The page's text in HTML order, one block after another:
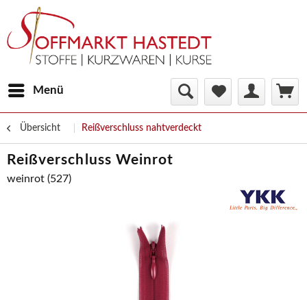
Menü
Übersicht Reißverschluss nahtverdeckt
Reißverschluss Weinrot
weinrot (527)